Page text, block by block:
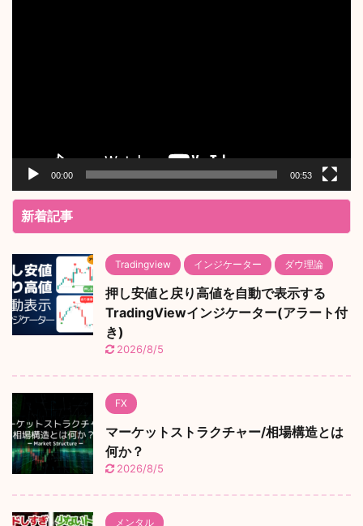
00:00 00:53
新着記事
Tradingview インジケーター ダウ理論
押し安値と戻り高値を自動で表示する
TradingViewインジケーター(アラート付
き)
2026/8/5
FX
マーケットストラクチャー/相場構造とは
何か？
2026/8/5
メンタル